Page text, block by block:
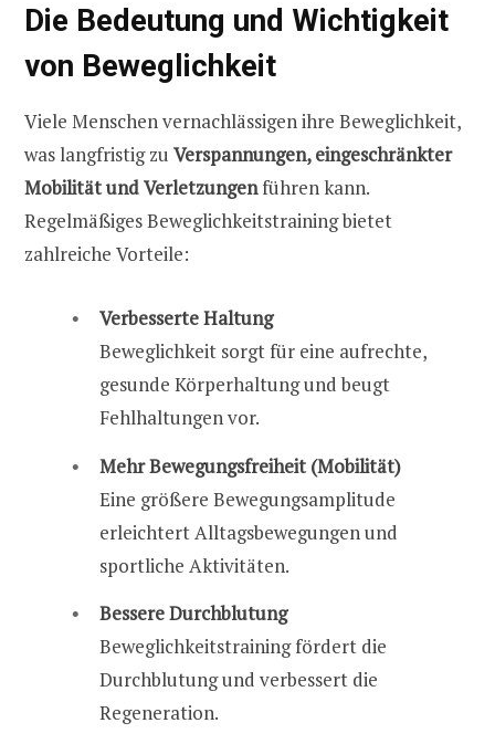
Die Bedeutung und Wichtigkeit
von Beweglichkeit
Viele Menschen vernachlässigen ihre Beweglichkeit,
was langfristig zu Verspannungen, eingeschränkter
Mobilität und Verletzungenführen kann.
Regelmäßiges Beweglichkeitstraining bietet
zahlreiche Vorteile:
Verbesserte Haltung
Beweglichkeit sorgt für eine aufrechte,
gesunde Körperhaltung und beugt
Fehlhaltungen vor.
Mehr Bewegungsfreiheit (Mobilität)
Eine größere Bewegungsamplitude
erleichtert Alltagsbewegungen und
sportliche Aktivitäten.
Bessere Durchblutung
Beweglichkeitstraining fördert die
Durchblutung und verbessert die
Regeneration.